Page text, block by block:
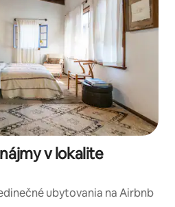
v lokalite
ubytovania na Airbnb